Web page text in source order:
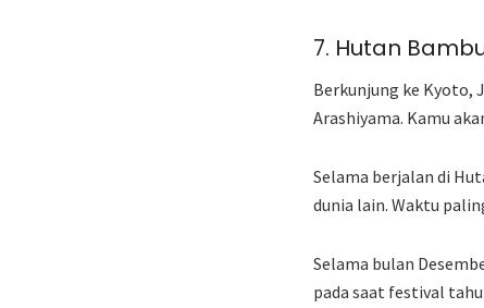
7. Hutan
Berkunjung ke Kyoto,
Arashiyama. Kamu
Selama berjalan di
dunia lain. Waktu
Selama bulan
pada saat festival